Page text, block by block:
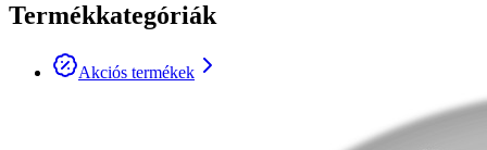
Termékkategóriák
Akciós termékek